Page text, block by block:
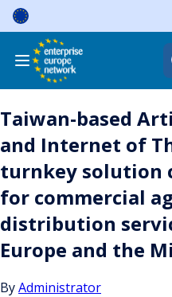
Skip
content
Taiwan-based
and Internet of
turnkey solution
for commercial
distribution
Europe and the
ByAdministrator